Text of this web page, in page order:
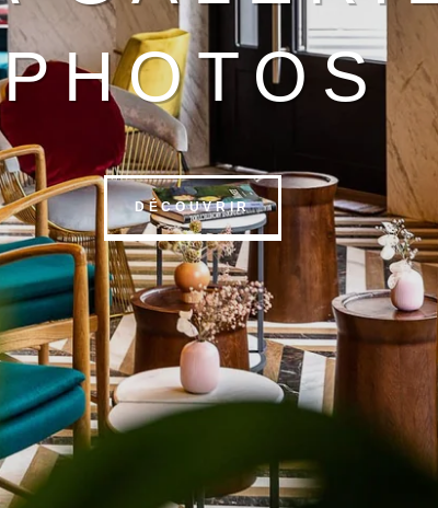
PHOTOS
DÉCOUVRIR